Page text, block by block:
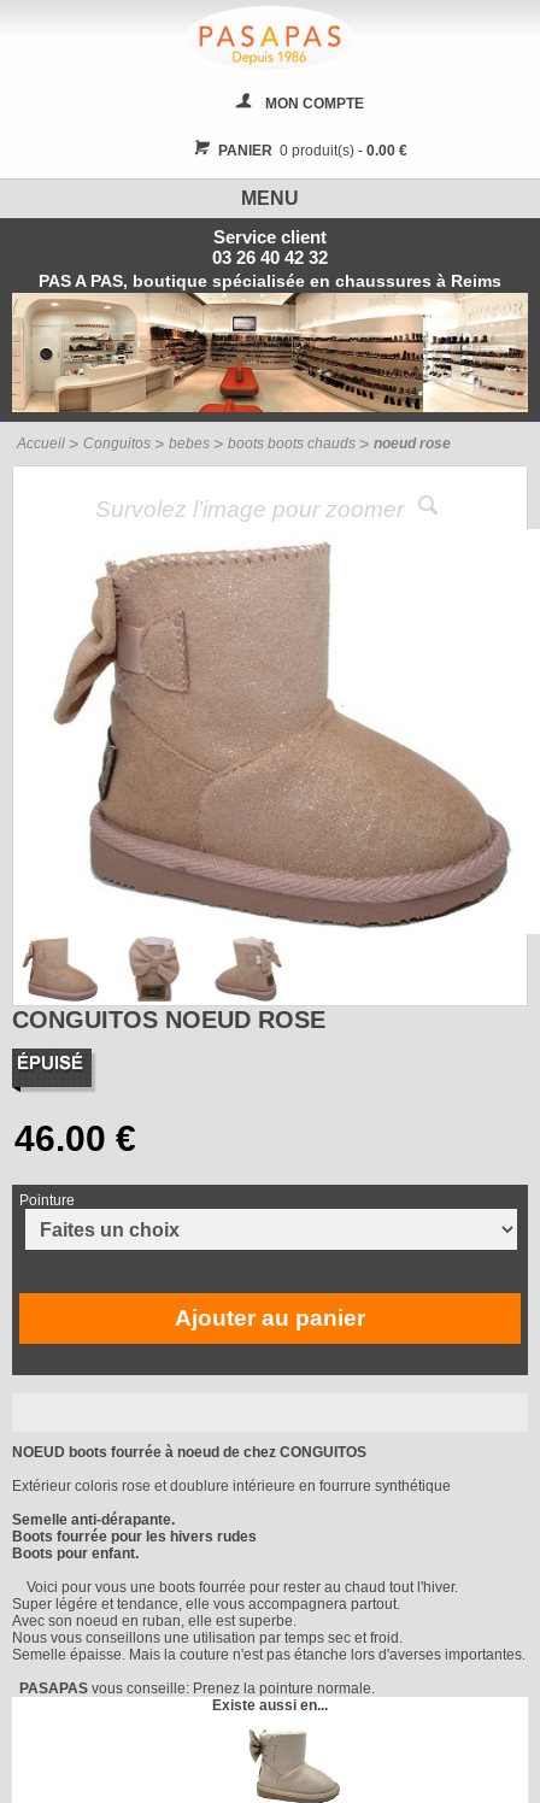
MON COMPTE
PANIER0 produit(s) - 0.00 €
MENU
Service client
03 26 40 42 32
PAS A PAS, boutique spécialisée en chaussures à Reims
Accueil Conguitos bebes boots boots chauds noeud rose
Survolez l’image pour zoomer
CONGUITOS NOEUD ROSE
Pointure
Ajouter au panier
NOEUD boots fourrée à noeud de chez CONGUITOS
Extérieur coloris rose et doublure intérieure en fourrure synthétique
Semelle anti-dérapante.
Boots fourrée pour les hivers rudes
Boots pour enfant.
Voici pour vous une boots fourrée pour rester au chaud tout l'hiver.
Super légére et tendance, elle vous accompagnera partout.
Avec son noeud en ruban, elle est superbe.
Nous vous conseillons une utilisation par temps sec et froid.
Semelle épaisse. Mais la couture n'est pas étanche lors d'averses importantes.
PASAPAS vous conseille: Prenez la pointure normale.
Existe aussi en...